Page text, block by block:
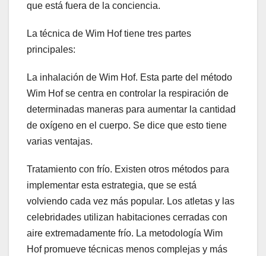
que está fuera de la conciencia.
La técnica de Wim Hof ​​tiene tres partes
principales:
La inhalación de Wim Hof. Esta parte del método
Wim Hof ​​se centra en controlar la respiración de
determinadas maneras para aumentar la cantidad
de oxígeno en el cuerpo. Se dice que esto tiene
varias ventajas.
Tratamiento con frío. Existen otros métodos para
implementar esta estrategia, que se está
volviendo cada vez más popular. Los atletas y las
celebridades utilizan habitaciones cerradas con
aire extremadamente frío. La metodología Wim
Hof ​​promueve técnicas menos complejas y más